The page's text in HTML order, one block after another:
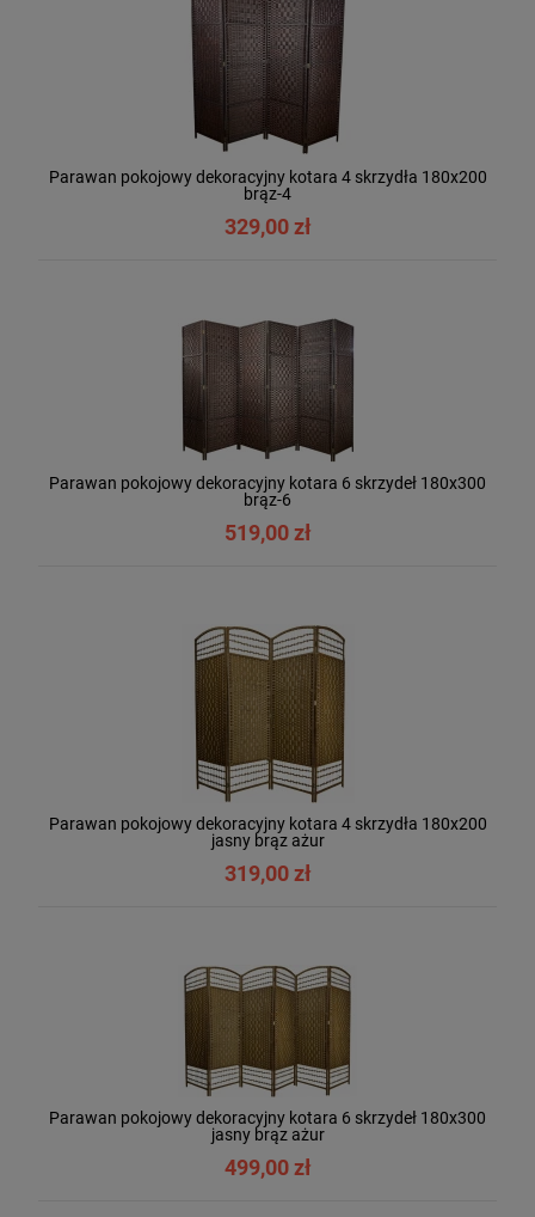
Parawan pokojowy dekoracyjny kotara 4 skrzydła 180x200
brąz-4
329,00 zł
Parawan pokojowy dekoracyjny kotara 6 skrzydeł 180x300
brąz-6
519,00 zł
Parawan pokojowy dekoracyjny kotara 4 skrzydła 180x200
jasny brąz ażur
319,00 zł
Parawan pokojowy dekoracyjny kotara 6 skrzydeł 180x300
jasny brąz ażur
499,00 zł